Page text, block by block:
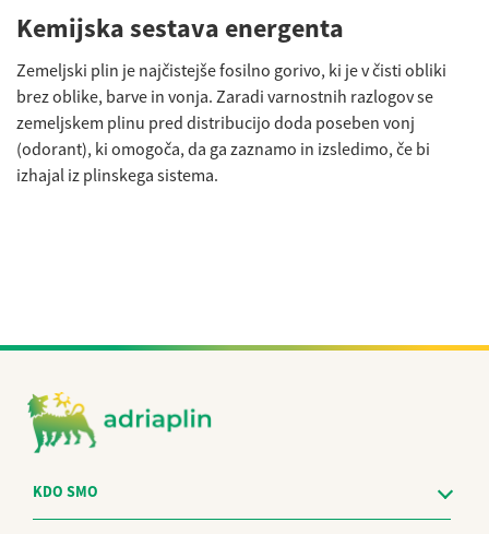
Kemijska sestava energenta
Zemeljski plin je najčistejše fosilno gorivo, ki je v čisti obliki
brez oblike, barve in vonja. Zaradi varnostnih razlogov se
zemeljskem plinu pred distribucijo doda poseben vonj
(odorant), ki omogoča, da ga zaznamo in izsledimo, če bi
izhajal iz plinskega sistema.
KDO SMO